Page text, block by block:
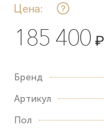
Цена:
185 400 ₽
Бренд
Артикул
Пол